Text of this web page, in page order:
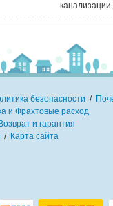
безопасности /
и Фрахтовые расход
Возврат и гарантия
/ Карта сайта